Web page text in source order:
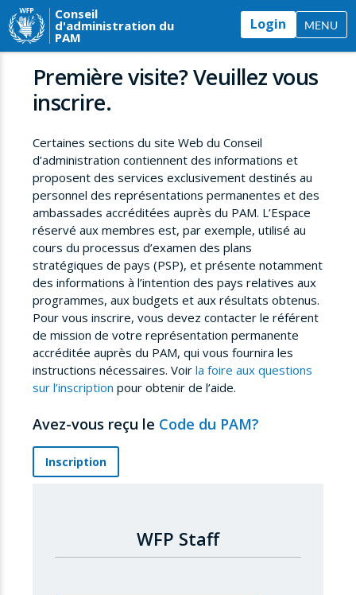
Conseil
d'administration du
PAM
Login MENU
Première visite? Veuillez vous
inscrire.
Certaines sections du site Web du Conseil
d’administration contiennent des informations et
proposent des services exclusivement destinés au
personnel des représentations permanentes et des
ambassades accréditées auprès du PAM. L’Espace
réservé aux membres est, par exemple, utilisé au
cours du processus d’examen des plans
stratégiques de pays (PSP), et présente notamment
des informations à l’intention des pays relatives aux
programmes, aux budgets et aux résultats obtenus.
Pour vous inscrire, vous devez contacter le référent
de mission de votre représentation permanente
accréditée auprès du PAM, qui vous fournira les
instructions nécessaires. Voir la foire aux questions
sur l’inscription pour obtenir de l’aide.
Avez-vous reçu le Code du PAM?
Inscription
WFP Staff